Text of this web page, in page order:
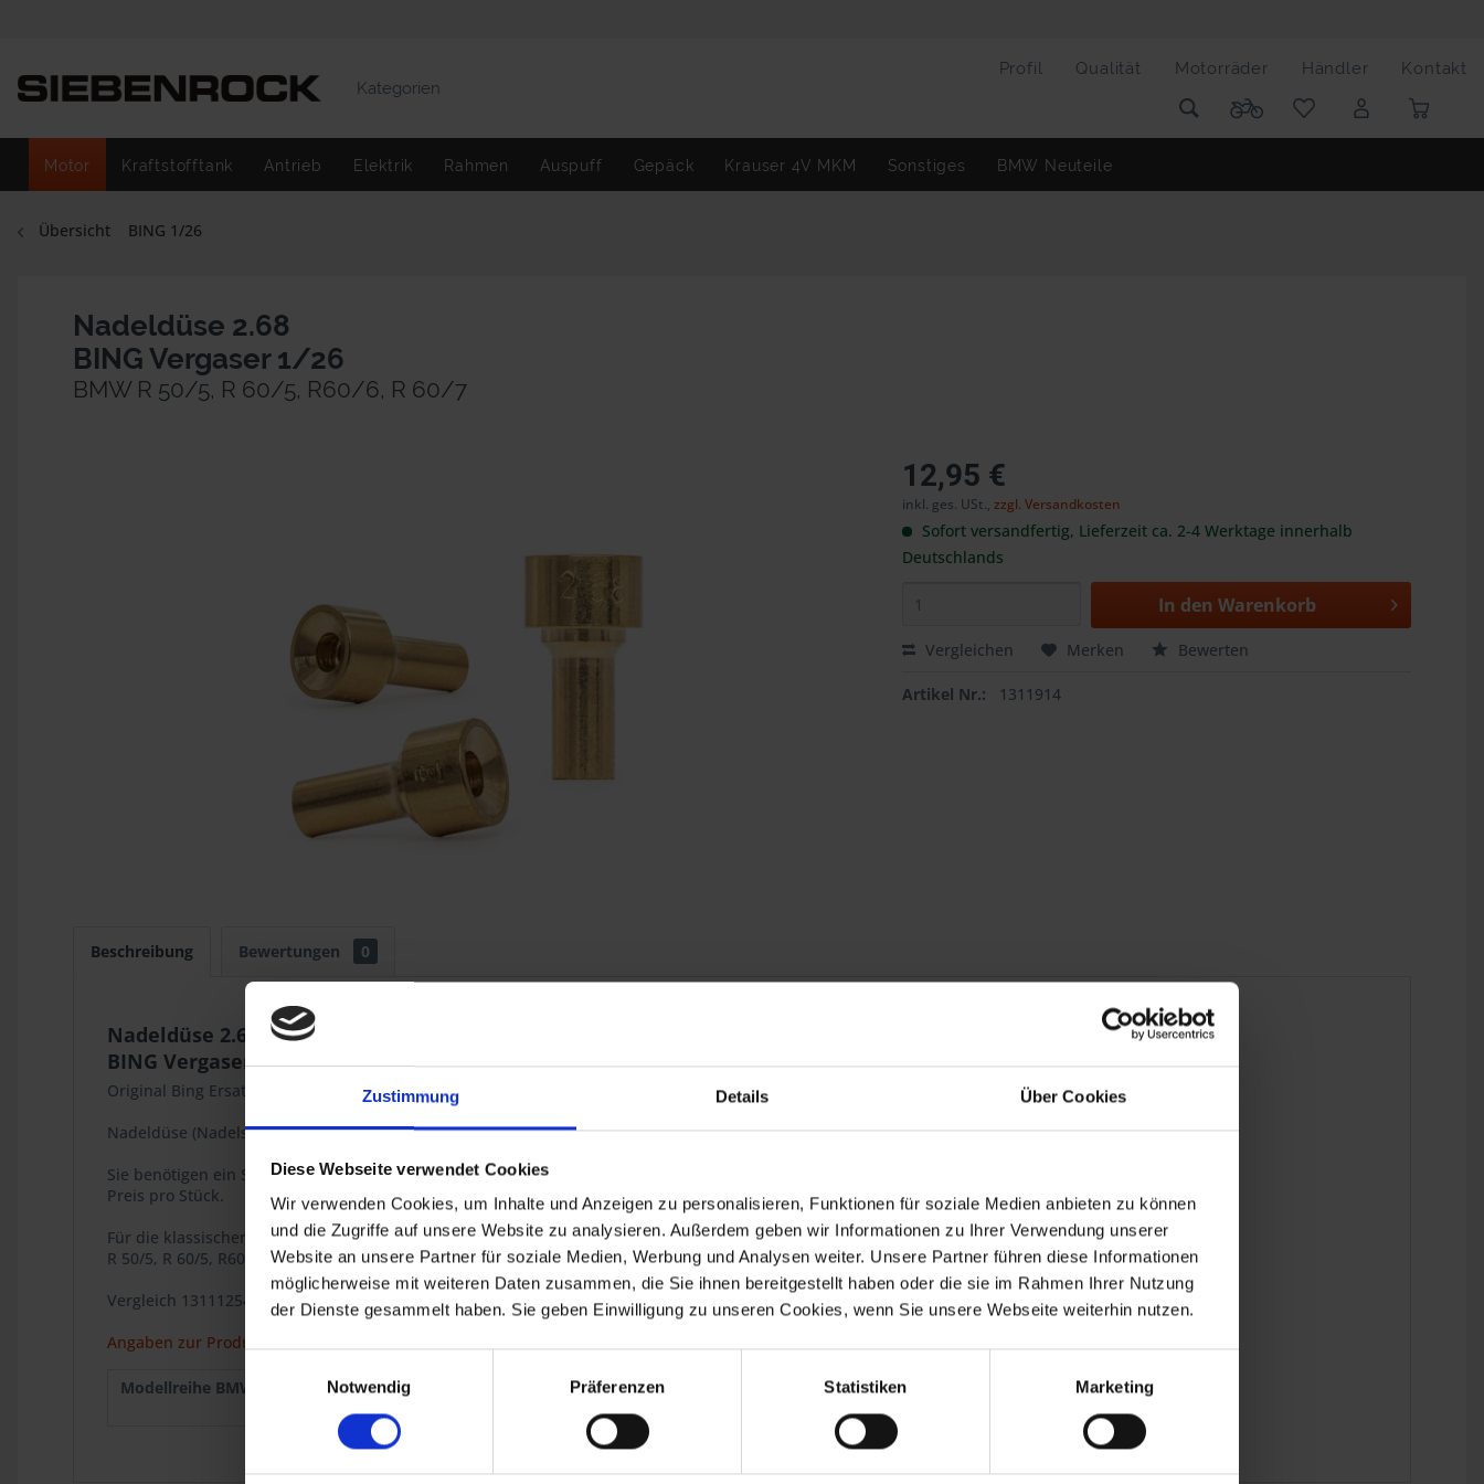
Zustimmung Details Über Cookies
Diese Webseite verwendet Cookies
Wir verwenden Cookies, um Inhalte und Anzeigen zu personalisieren, Funktionen für soziale Medien anbieten zu können
und die Zugriffe auf unsere Website zu analysieren. Außerdem geben wir Informationen zu Ihrer Verwendung unserer
Website an unsere Partner für soziale Medien, Werbung und Analysen weiter. Unsere Partner führen diese Informationen
möglicherweise mit weiteren Daten zusammen, die Sie ihnen bereitgestellt haben oder die sie im Rahmen Ihrer Nutzung
der Dienste gesammelt haben. Sie geben Einwilligung zu unseren Cookies, wenn Sie unsere Webseite weiterhin nutzen.
Notwendig
Präferenzen Statistiken Marketing
Kategorien
Profil Qualität Motorräder Händler Kontakt
Motor Kraftstofftank Antrieb Elektrik Rahmen Auspuff Gepäck Krauser 4V MKM Sonstiges BMW Neuteile
Übersicht BING 1/26
Nadeldüse 2.68
BING Vergaser 1/26
BMW R 50/5, R 60/5, R60/6, R 60/7
12,95 €
inkl. ges. USt.,zzgl. Versandkosten
Sofort versandfertig, Lieferzeit ca. 2-4 Werktage innerhalb
Deutschlands
In den Warenkorb
Vergleichen Merken Bewerten
Artikel Nr.: 1311914
Beschreibung Bewertungen 0
Nadeldüse 2.68
BING Vergaser 1/26
Original Bing Ersatzteil.
Nadeldüse (Nadelsitz) 2,68 für 26mm Bing CV Vergaser.
Sie benötigen ein Stück pro Vergaser.
Preis pro Stück.
Für die klassischen BMW 2V Boxer Modelle
R 50/5, R 60/5, R60/6, R 60/7.
Vergleich 13111254914 / 13-11-1-254-914
Angaben zur Produktsicherheit
Modellreihe BMW : R 50/5 R 60/5
1969-1973
R 60/6
R 60/7